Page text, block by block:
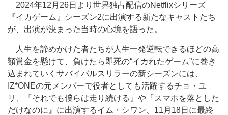
2024年12月26日より世界独占配信のNetflixシリーズ
『イカゲーム』シーズン2に出演する新たなキャストたち
が、出演が決まった当時の心境を語った。
人生を諦めかけた者たちが人生一発逆転できるほどの高
額賞金を懸けて、負けたら即死の“イカれたゲーム”に巻き
込まれていくサバイバルスリラーの新シーズンには、
IZ*ONEの元メンバーで役者としても活躍するチョ・ユ
リ、『それでも僕らは走り続ける』や『スマホを落とした
だけなのに』に出演するイム・シワン、11月18日に最終